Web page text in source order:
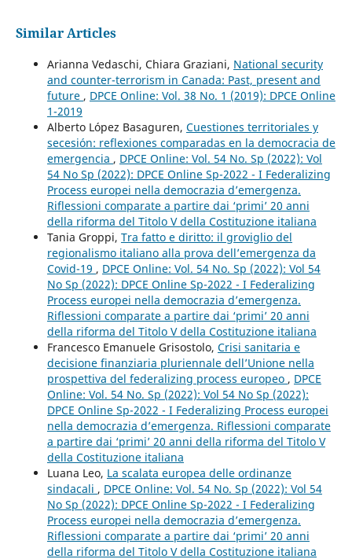
Similar Articles
Arianna Vedaschi, Chiara Graziani, National security
and counter-terrorism in Canada: Past, present and
future , DPCE Online: Vol. 38 No. 1 (2019): DPCE Online
1-2019
Alberto López Basaguren, Cuestiones territoriales y
secesión: reflexiones comparadas en la democracia de
emergencia , DPCE Online: Vol. 54 No. Sp (2022): Vol
54 No Sp (2022): DPCE Online Sp-2022 - I Federalizing
Process europei nella democrazia d’emergenza.
Riflessioni comparate a partire dai ‘primi’ 20 anni
della riforma del Titolo V della Costituzione italiana
Tania Groppi, Tra fatto e diritto: il groviglio del
regionalismo italiano alla prova dell’emergenza da
Covid-19 , DPCE Online: Vol. 54 No. Sp (2022): Vol 54
No Sp (2022): DPCE Online Sp-2022 - I Federalizing
Process europei nella democrazia d’emergenza.
Riflessioni comparate a partire dai ‘primi’ 20 anni
della riforma del Titolo V della Costituzione italiana
Francesco Emanuele Grisostolo, Crisi sanitaria e
decisione finanziaria pluriennale dell’Unione nella
prospettiva del federalizing process europeo , DPCE
Online: Vol. 54 No. Sp (2022): Vol 54 No Sp (2022):
DPCE Online Sp-2022 - I Federalizing Process europei
nella democrazia d’emergenza. Riflessioni comparate
a partire dai ‘primi’ 20 anni della riforma del Titolo V
della Costituzione italiana
Luana Leo, La scalata europea delle ordinanze
sindacali , DPCE Online: Vol. 54 No. Sp (2022): Vol 54
No Sp (2022): DPCE Online Sp-2022 - I Federalizing
Process europei nella democrazia d’emergenza.
Riflessioni comparate a partire dai ‘primi’ 20 anni
della riforma del Titolo V della Costituzione italiana